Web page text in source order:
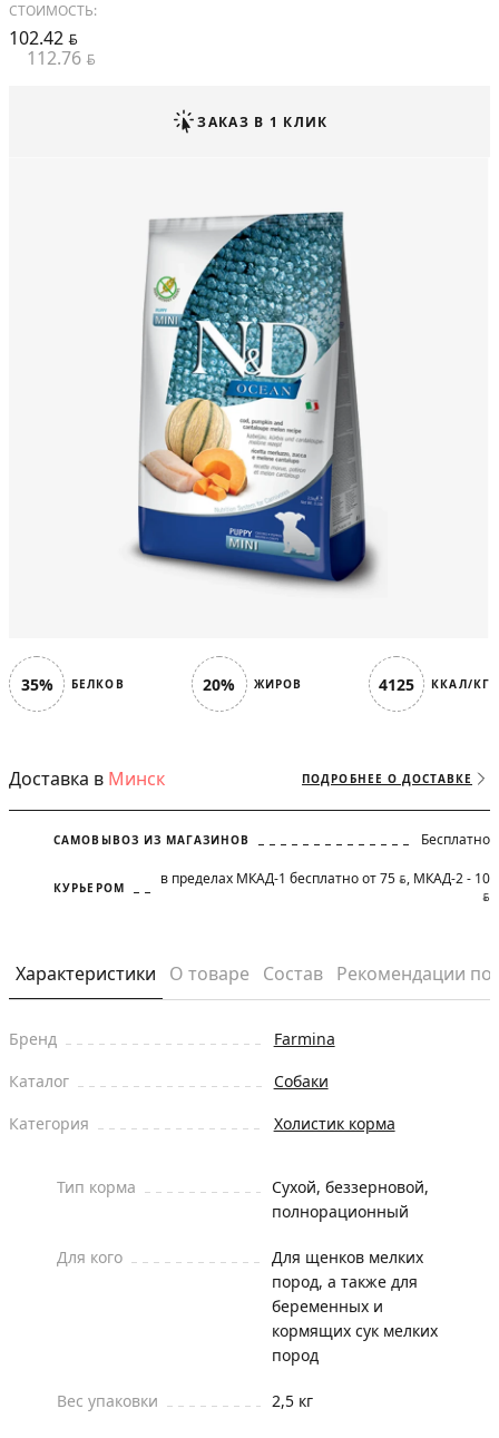
35% БЕЛКОВ 20% ЖИРОВ 4125 ККАЛ/КГ
Доставка в Минск ПОДРОБНЕЕ О ДОСТАВКЕ
САМОВЫВОЗ ИЗ МАГАЗИНОВ Бесплатно
КУРЬЕРОМ в пределах МКАД-1 бесплатно от 75 BYN, МКАД-2 - 10
BYN
Характеристики О товаре Состав Рекомендации
Бренд
Farmina
Каталог
Собаки
Категория
Холистик корма
Тип корма
Сухой, беззерновой,
полнорационный
Для кого
Для щенков мелких
пород, а также для
беременных и
кормящих сук мелких
пород
Вес упаковки 2,5 кг
СТОИМОСТЬ:
102.42 BYN
112.76 BYN
ЗАКАЗ В 1 КЛИК